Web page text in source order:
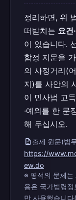
정리하면, 위
떠받치는 요건
이 있습니다.
함정 지문을
의 사정거리(
지)를 사안의
이 민사법 고
·예외를 한 문
해 두십시오.
description출제 원문(법
https://
ew.do
※ 평석의 문체는
용은 국가법령
만 사용했습니